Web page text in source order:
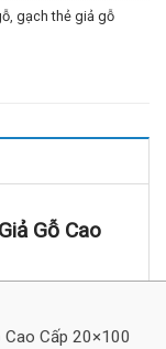
gạch thẻ giả gỗ
Gỗ Cao
Cao Cấp 20×100